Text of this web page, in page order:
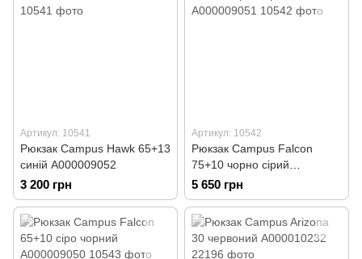
Артикул: 10541
Рюкзак Campus Hawk 65+13
синій А000009052
3 200 грн
Артикул: 10542
Рюкзак Campus Falcon
75+10 чорно сірий
А000009051
5 650 грн